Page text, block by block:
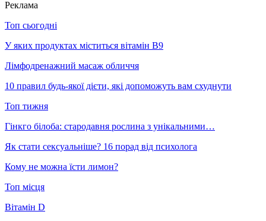
Реклама
Топ сьогодні
У яких продуктах міститься вітамін В9
Лімфодренажний масаж обличчя
10 правил будь-якої дієти, які допоможуть вам схуднути
Топ тижня
Гінкго білоба: стародавня рослина з унікальними…
Як стати сексуальніше? 16 порад від психолога
Кому не можна їсти лимон?
Топ місця
Вітамін D